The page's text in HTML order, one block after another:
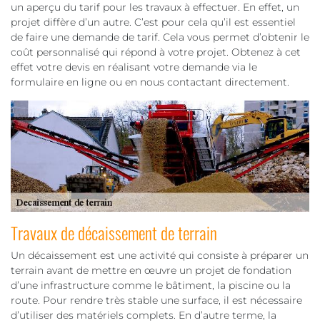
un aperçu du tarif pour les travaux à effectuer. En effet, un
projet diffère d’un autre. C’est pour cela qu’il est essentiel
de faire une demande de tarif. Cela vous permet d’obtenir le
coût personnalisé qui répond à votre projet. Obtenez à cet
effet votre devis en réalisant votre demande via le
formulaire en ligne ou en nous contactant directement.
Travaux de décaissement de terrain
Un décaissement est une activité qui consiste à préparer un
terrain avant de mettre en œuvre un projet de fondation
d’une infrastructure comme le bâtiment, la piscine ou la
route. Pour rendre très stable une surface, il est nécessaire
d’utiliser des matériels complets. En d’autre terme, la